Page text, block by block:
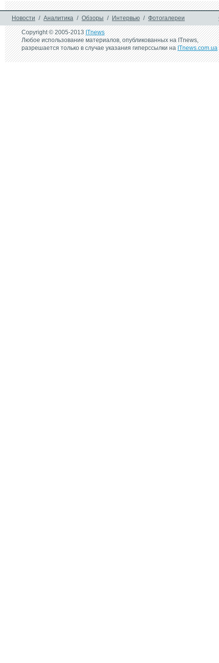
Новости / Аналитика / Обзоры / Интервью / Фотогалереи
Copyright © 2005-2013ITnews
Любое использование материалов, опубликованных на ITnews,
разрешается только в случае указания гиперссылки наITnews.com.ua